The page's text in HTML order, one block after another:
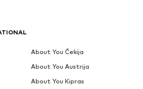
About You Čekija
About You Austrija
About You Kipras